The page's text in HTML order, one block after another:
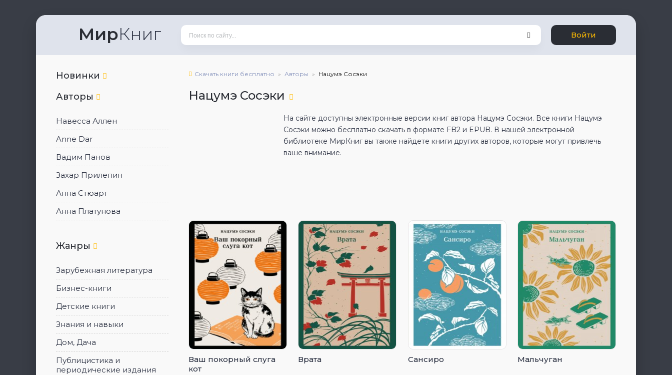
МирКниг Войти
Новинки
Авторы
Навесса Аллен
Anne Dar
Вадим Панов
Захар Прилепин
Анна Стюарт
Анна Платунова
Жанры
Зарубежная литература
Бизнес-книги
Детские книги
Знания и навыки
Дом, Дача
Публицистика и
периодические издания
Скачать книги бесплатно Авторы Нацумэ Сосэки
Нацумэ Сосэки
На сайте доступны электронные версии книг автора Нацумэ Сосэки. Все книги Нацумэ
Сосэки можно бесплатно скачать в формате FB2 и EPUB. В нашей электронной
библиотеке МирКниг вы также найдете книги других авторов, которые могут привлечь
ваше внимание.
Ваш покорный слуга
кот
Врата Сансиро Мальчуган